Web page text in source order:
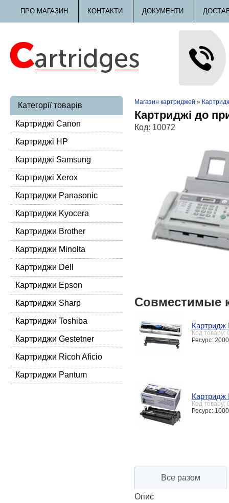
ПРО МАГАЗИН КОНТАКТИ ДОКУМЕНТИ
Категорії товарів
Картриджі Canon
Картриджі HP
Картриджі Samsung
Картриджі Xerox
Картриджи Panasonic
Картриджи Kyocera
Картриджи Brother
Картриджи Minolta
Картриджи Dell
Картриджи Epson
Картриджи Sharp
Картриджи Toshiba
Картриджи Gestetner
Картриджи Ricoh Aficio
Картриджи Pantum
Магазин картриджей »
Картриджі до
Код: 10072
Совместимые
Картридж
Код товару:
Ресурс: 2000
Картридж
Код товару:
Ресурс:
Все разом
Опис